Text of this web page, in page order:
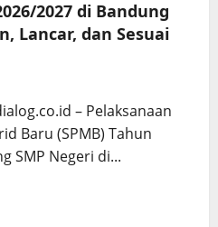
2027 di Bandung
Lancar, dan Sesuai
– Pelaksanaan
Baru (SPMB) Tahun
SMP Negeri di...